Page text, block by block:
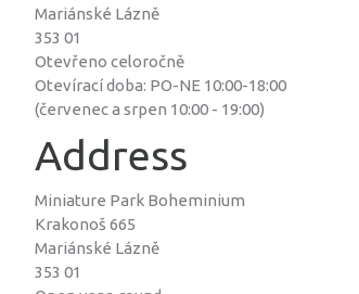
Mariánské Lázně
353 01
Otevřeno celoročně
Otevírací doba: PO-NE 10:00-18:00
(červenec a srpen 10:00 - 19:00)
Address
Miniature Park Boheminium
Krakonoš 665
Mariánské Lázně
353 01